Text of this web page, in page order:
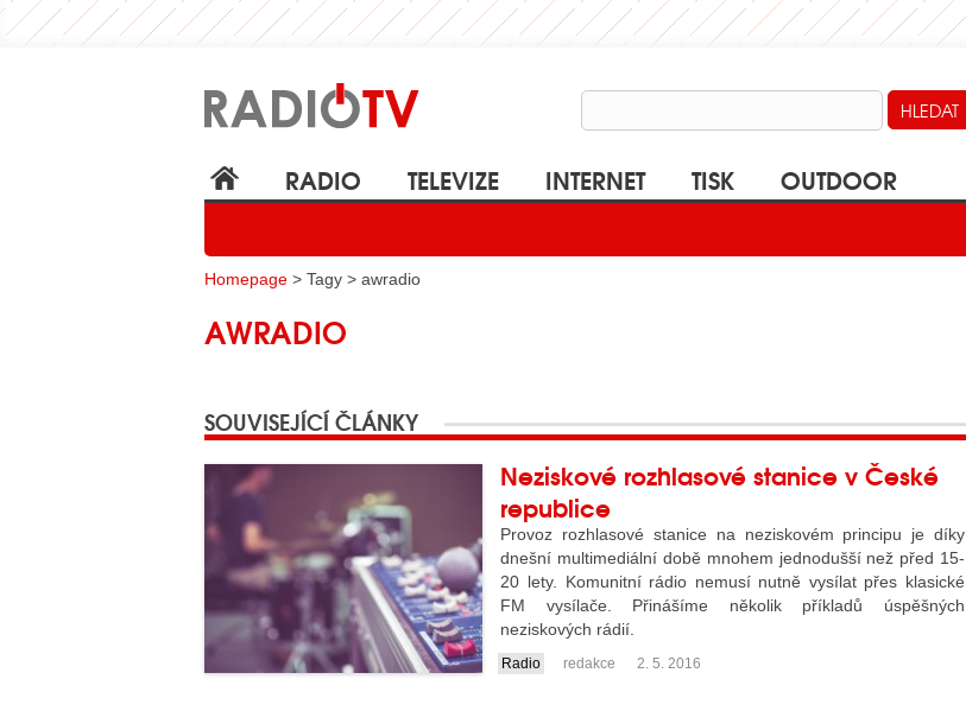
RADIO TELEVIZE INTERNET TISK OUTDOOR
Homepage > Tagy > awradio
AWRADIO
SOUVISEJÍCÍ ČLÁNKY
Neziskové rozhlasové stanice v České
republice
Provoz rozhlasové stanice na neziskovém principu je díky
dnešní multimediální době mnohem jednodušší než před 15-
20 lety. Komunitní rádio nemusí nutně vysílat přes klasické
FM vysílače. Přinášíme několik příkladů úspěšných
neziskových rádií.
....
Radio redakce 2. 5. 2016